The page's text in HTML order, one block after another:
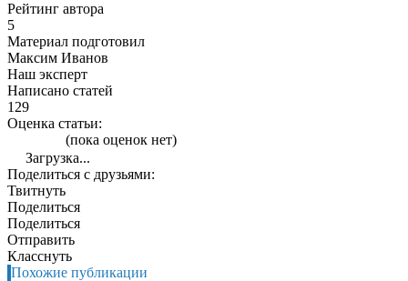
Рейтинг автора
5
Материал подготовил
Максим Иванов
Наш эксперт
Написано статей
129
Оценка статьи:
(пока оценок нет)
Загрузка...
Поделиться с друзьями:
Твитнуть
Поделиться
Поделиться
Отправить
Класснуть
Похожие публикации